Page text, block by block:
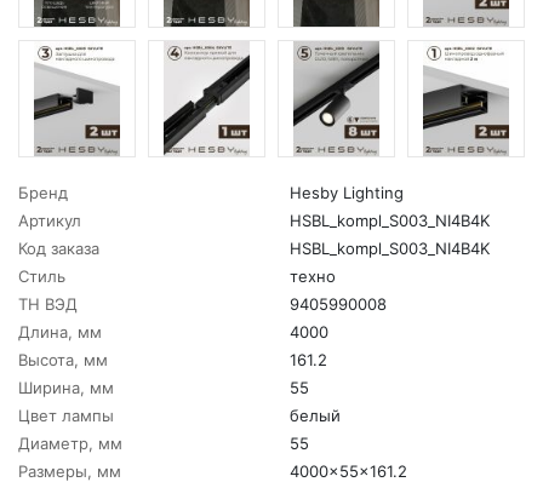
Бренд
Hesby Lighting
Артикул
HSBL_kompl_S003_NI4B4K
Код заказа
HSBL_kompl_S003_NI4B4K
Стиль
техно
ТН ВЭД
9405990008
Длина, мм
4000
Высота, мм
161.2
Ширина, мм
55
Цвет лампы
белый
Диаметр, мм
55
Размеры, мм
4000x55x161.2